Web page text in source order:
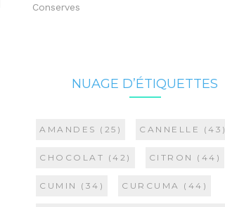
Conserves
NUAGE D’ÉTIQUETTES
AMANDES (25) CANNELLE (43)
CHOCOLAT (42) CITRON (44)
CUMIN (34) CURCUMA (44)